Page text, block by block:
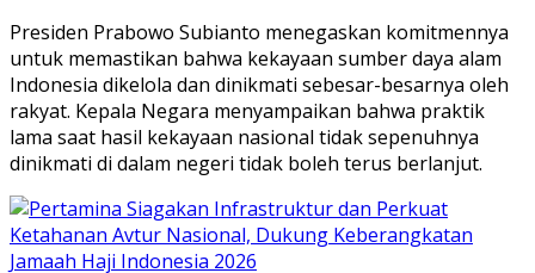
Presiden Prabowo Subianto menegaskan komitmennya
untuk memastikan bahwa kekayaan sumber daya alam
Indonesia dikelola dan dinikmati sebesar-besarnya oleh
rakyat. Kepala Negara menyampaikan bahwa praktik
lama saat hasil kekayaan nasional tidak sepenuhnya
dinikmati di dalam negeri tidak boleh terus berlanjut.